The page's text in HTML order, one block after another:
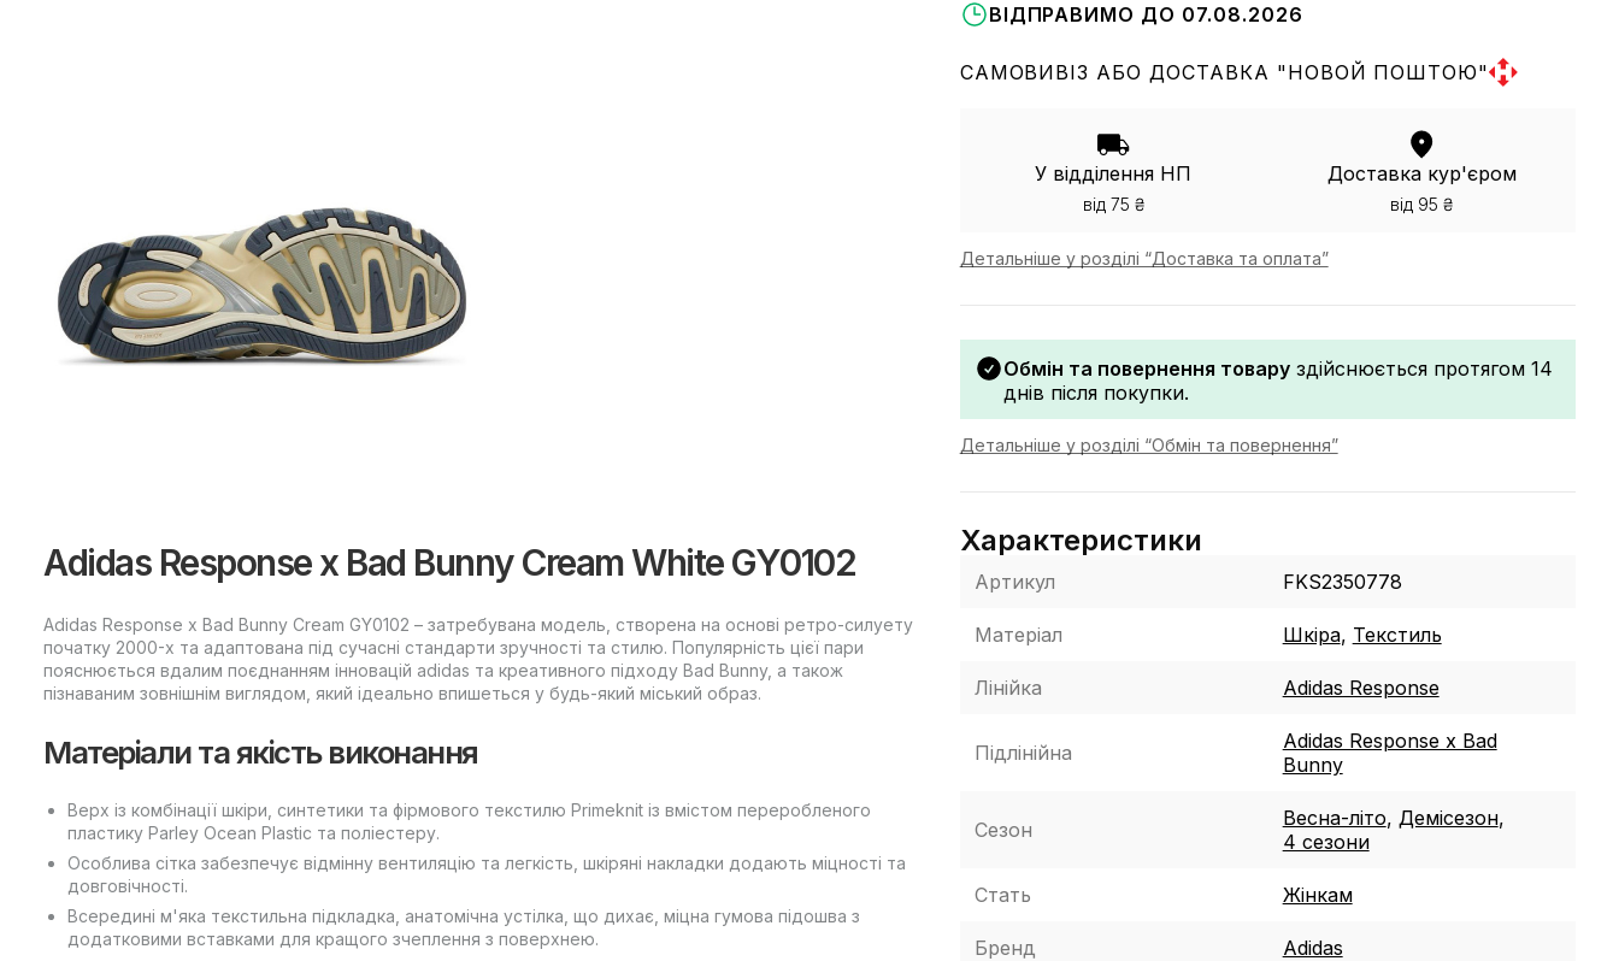
Adidas Response x Bad Bunny Cream White GY0102
Adidas Response x Bad Bunny Cream GY0102 – затребувана модель, створена на основі ретро-силуету
початку 2000-х та адаптована під сучасні стандарти зручності та стилю. Популярність цієї пари
пояснюється вдалим поєднанням інновацій adidas та креативного підходу Bad Bunny, а також
пізнаваним зовнішнім виглядом, який ідеально впишеться у будь-який міський образ.
Матеріали та якість виконання
Верх із комбінації шкіри, синтетики та фірмового текстилю Primeknit із вмістом переробленого
пластику Parley Ocean Plastic та поліестеру.
Особлива сітка забезпечує відмінну вентиляцію та легкість, шкіряні накладки додають міцності та
довговічності.
Всередині м'яка текстильна підкладка, анатомічна устілка, що дихає, міцна гумова підошва з
додатковими вставками для кращого зчеплення з поверхнею.
ВІДПРАВИМО ДО 07.08.2026
САМОВИВІЗ АБО ДОСТАВКА "НОВОЙ ПОШТОЮ"
У відділення НП
від 75 ₴
Доставка кур'єром
від 95 ₴
Детальніше у розділі “Доставка та оплата”
Обмін та повернення товаруздійснюється протягом 14
днів після покупки.
Детальніше у розділі “Обмін та повернення”
Характеристики
Артикул FKS2350778
Матеріал Шкіра, Текстиль
Лінійка Adidas Response
Підлінійна
Adidas Response x Bad
Bunny
Сезон Весна-літо, Демісезон,
4 сезони
Стать Жінкам
Бренд Adidas